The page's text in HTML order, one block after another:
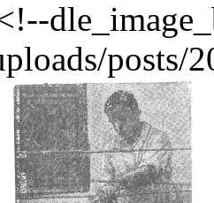
posts/